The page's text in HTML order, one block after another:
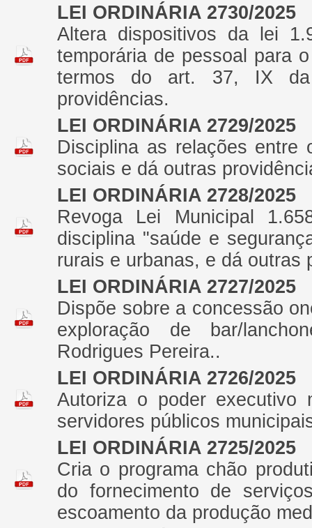
LEI ORDINÁRIA 2730/2025
Altera dispositivos da lei
temporária de pessoal para
termos do art. 37, IX da
providências.
LEI ORDINÁRIA 2729/2025
Disciplina as relações entre
sociais e dá outras
LEI ORDINÁRIA 2728/2025
Revoga Lei Municipal
disciplina "saúde e
rurais e urbanas, e dá outras
LEI ORDINÁRIA 2727/2025
Dispõe sobre a concessão
exploração de bar/
Rodrigues Pereira..
LEI ORDINÁRIA 2726/2025
Autoriza o poder executivo
servidores públicos
LEI ORDINÁRIA 2725/2025
Cria o programa chão
do fornecimento de
escoamento da produção